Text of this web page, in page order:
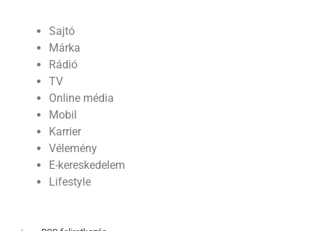
Sajtó
Márka
Rádió
TV
Online média
Mobil
Karrier
Vélemény
E-kereskedelem
Lifestyle